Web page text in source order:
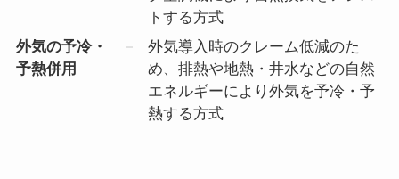
トする方式
外気の予冷・
予熱併用
外気導入時のクレーム低減のた
め、排熱や地熱・井水などの自然
エネルギーにより外気を予冷・予
熱する方式